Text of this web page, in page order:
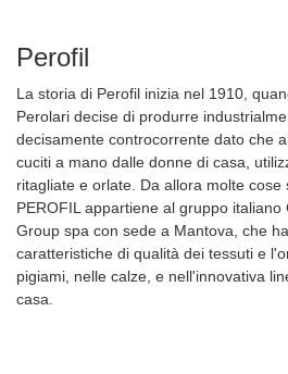
Perofil
La storia di Perofil inizia nel 1910,
Perolari decise di produrre
decisamente controcorrente dato che
cuciti a mano dalle donne di casa,
ritagliate e orlate. Da allora molte cose
PEROFIL appartiene al gruppo
Group spa con sede a Mantova, che
caratteristiche di qualità dei tessuti e
pigiami, nelle calze, e nell'innovativa
casa.